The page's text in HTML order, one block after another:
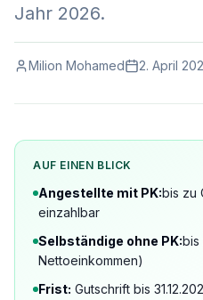
Jahr 2026.
Milion Mohamed 2. April
AUF EINEN BLICK
Angestellte mit PK:bis zu
einzahlbar
Selbständige ohne PK:bis
Nettoeinkommen)
Frist: Gutschrift bis